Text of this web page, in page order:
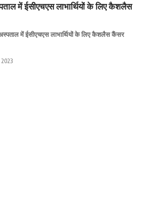
में ईसीएचएस लाभार्थियों के लिए कैशलैस
में ईसीएचएस लाभार्थियों के लिए कैशलैस कैंसर